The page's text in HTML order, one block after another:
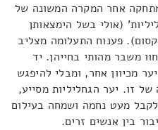
אחר המקרה המשונה של
(אולי בשל הימצאותן
פענוח התעלומה מצליב
משבר מהותי בחייהן. יד
מכיוון אחר, ומבלי להיפגש
זו. יער הגחליליות מסייע,
מעט נחמה ושמחה בעילום
בין אנשים זרים.